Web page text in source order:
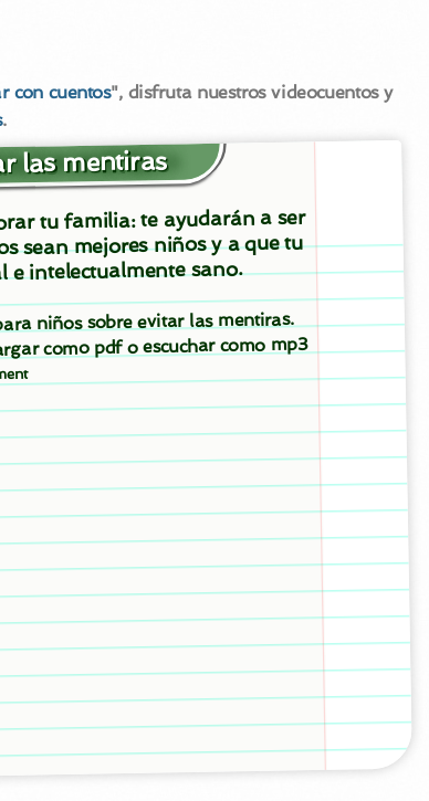
con cuentos", disfruta nuestros videocuentos y
.
las mentiras
tu familia: te ayudarán a ser
sean mejores niños y a que tu
e intelectualmente sano.
niños sobre evitar las mentiras.
como pdf o escuchar como mp3